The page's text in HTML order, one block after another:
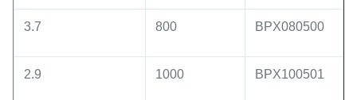
BPX080500
800
3.7
BPX100501
1000
2.9